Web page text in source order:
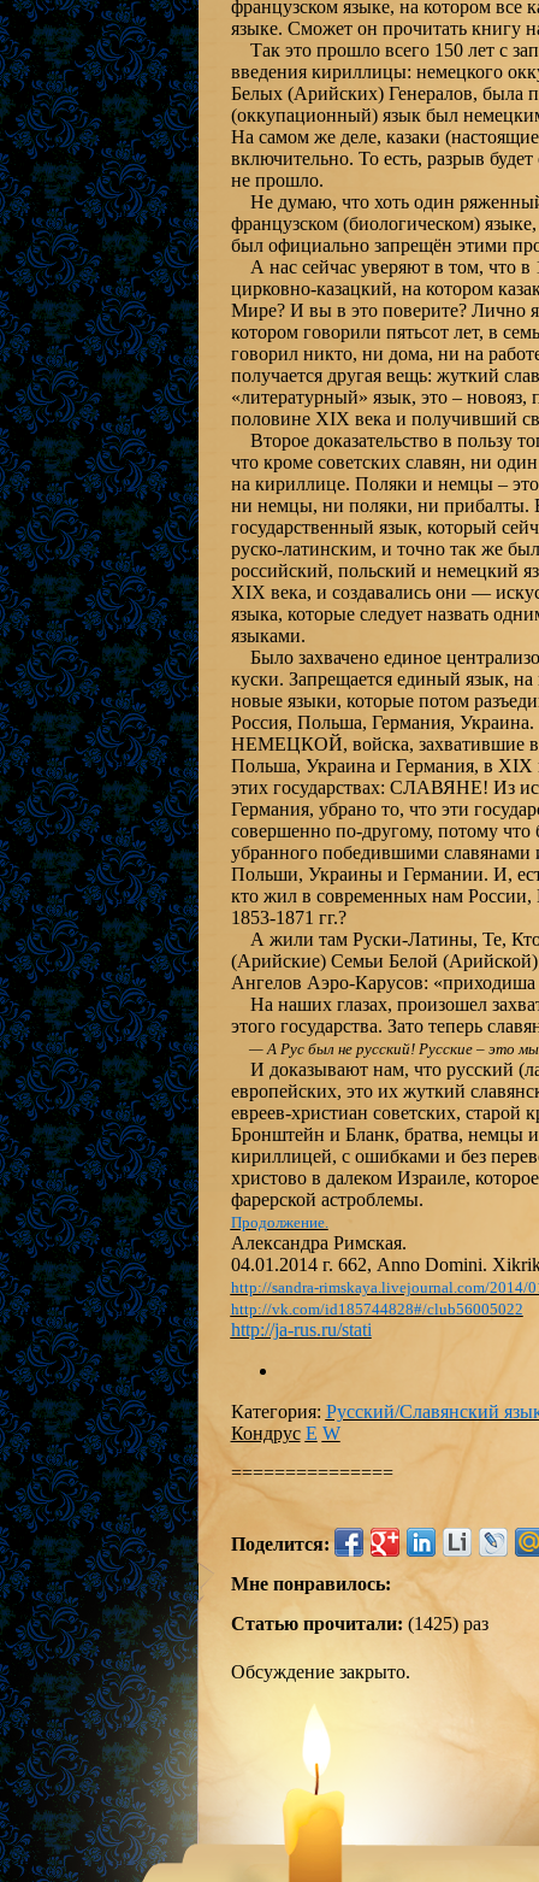
французском языке, на котором все
языке. Сможет он прочитать книгу
Так это прошло всего 150 лет с
введения кириллицы: немецкого
Белых (Арийских) Генералов, была
(оккупационный) язык был
На самом же деле, казаки
включительно. То есть, разрыв
не прошло.
Не думаю, что хоть один ряженный
французском (биологическом)
был официально запрещён этими
А нас сейчас уверяют в том, что в
цирковно-казацкий, на котором
Мире? И вы в это поверите? Лично
котором говорили пятьсот лет, в
говорил никто, ни дома, ни на
получается другая вещь: жуткий
«литературный» язык, это –
половине XIX века и получивший
Второе доказательство в пользу
что кроме советских славян, ни
на кириллице. Поляки и немцы –
ни немцы, ни поляки, ни прибалты.
государственный язык, который
руско-латинским, и точно так же
российский, польский и немецкий
XIX века, и создавались они —
языка, которые следует назвать
языками.
Было захвачено единое
куски. Запрещается единый язык,
новые языки, которые потом
Россия, Польша, Германия,
НЕМЕЦКОЙ, войска, захватившие
Польша, Украина и Германия, в
этих государствах: СЛАВЯНЕ! Из
Германия, убрано то, что эти
совершенно по-другому, потому что
убранного победившими славянами
Польши, Украины и Германии. И,
кто жил в современных нам
1853-1871 гг.?
А жили там Руски-Латины, Те,
(Арийские) Семьи Белой
Ангелов Аэро-Карусов: «приходиша
На наших глазах, произошел
этого государства. Зато теперь
— А Рус был не русский! Русские – это
И доказывают нам, что русский
европейских, это их жуткий
евреев-христиан советских,
Бронштейн и Бланк, братва, немцы
кириллицей, с ошибками и без
христово в далеком Израиле,
фарерской астроблемы.
Продолжение.
Александра Римская.
04.01.2014 г. 662, Anno Domini.
http://sandra-rimskaya.livejournal.com/2014/
http://vk.com/id185744828#/club56005022
http://ja-rus.ru/stati
Категория: Русский/Славянский
Кондрус E W
===============
Поделится:
Мне понравилось:
Статью прочитали: (1425) раз
Обсуждение закрыто.